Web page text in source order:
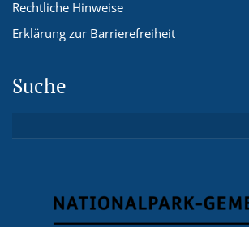
Rechtliche Hinweise
Erklärung zur Barrierefreiheit
Suche